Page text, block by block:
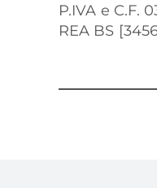
P.IVA e C.F.
REA BS